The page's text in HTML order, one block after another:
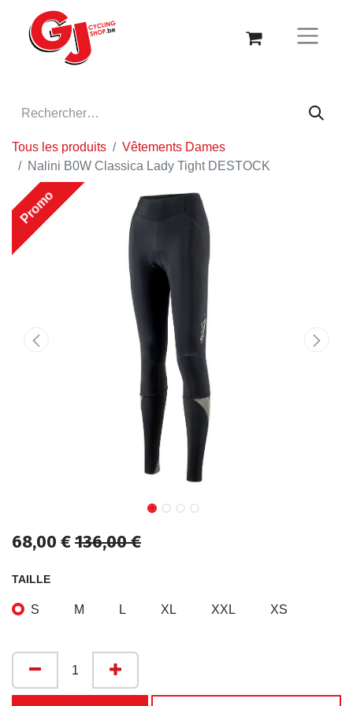
Tous les produits
Vêtements Dames
Nalini B0W Classica Lady Tight DESTOCK
Promo
68,00 €136,00€
TAILLE
S M L XL XXL XS